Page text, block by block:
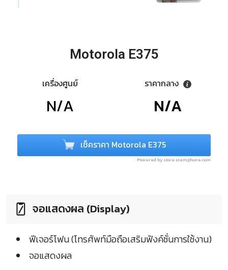
Motorola E375
เครื่องศูนย์
N/A
ราคากลาง
N/A
เช็คราคา Motorola E375
Powered by store.siamphone.com
จอแสดงผล (Display)
ฟีเจอร์โฟน (โทรศัพท์มือถือเสริมฟังค์ชั่นการใช้งาน)
จอแสดงผล